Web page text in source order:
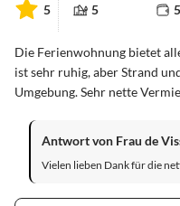
5 5 5
Die Ferienwohnung bietet
ist sehr ruhig, aber Strand
Umgebung. Sehr nette
Antwort von Frau de
Vielen lieben Dank für die